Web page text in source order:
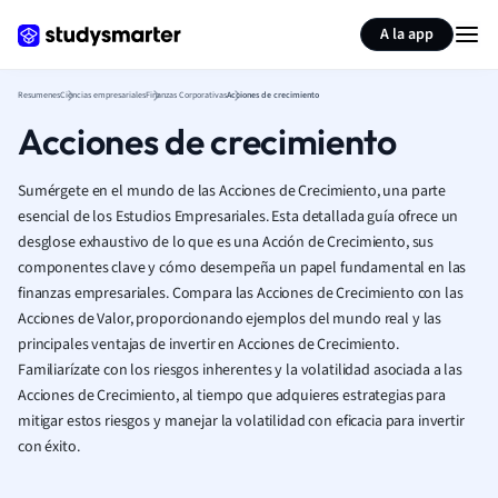
A la app
ResumenesCiencias empresarialesFinanzas CorporativasAcciones de crecimiento
Acciones de crecimiento
Sumérgete en el mundo de las Acciones de Crecimiento, una parte
esencial de los Estudios Empresariales. Esta detallada guía ofrece un
desglose exhaustivo de lo que es una Acción de Crecimiento, sus
componentes clave y cómo desempeña un papel fundamental en las
finanzas empresariales. Compara las Acciones de Crecimiento con las
Acciones de Valor, proporcionando ejemplos del mundo real y las
principales ventajas de invertir en Acciones de Crecimiento.
Familiarízate con los riesgos inherentes y la volatilidad asociada a las
Acciones de Crecimiento, al tiempo que adquieres estrategias para
mitigar estos riesgos y manejar la volatilidad con eficacia para invertir
con éxito.
Resumir página